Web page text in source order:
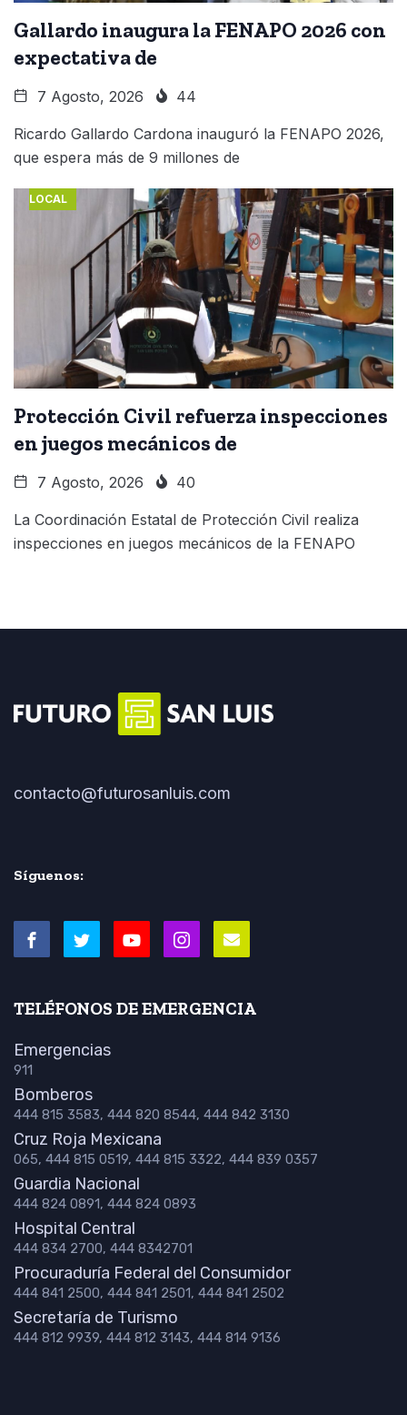
Gallardo inaugura la FENAPO 2026 con
expectativa de
7 Agosto, 2026 44
Ricardo Gallardo Cardona inauguró la FENAPO 2026,
que espera más de 9 millones de
LOCAL
Protección Civil refuerza inspecciones
en juegos mecánicos de
7 Agosto, 2026 40
La Coordinación Estatal de Protección Civil realiza
inspecciones en juegos mecánicos de la FENAPO
contacto@futurosanluis.com
Síguenos:
TELÉFONOS DE EMERGENCIA
Emergencias
911
Bomberos
444 815 3583, 444 820 8544, 444 842 3130
Cruz Roja Mexicana
065, 444 815 0519, 444 815 3322, 444 839 0357
Guardia Nacional
444 824 0891, 444 824 0893
Hospital Central
444 834 2700, 444 8342701
Procuraduría Federal del Consumidor
444 841 2500, 444 841 2501, 444 841 2502
Secretaría de Turismo
444 812 9939, 444 812 3143, 444 814 9136